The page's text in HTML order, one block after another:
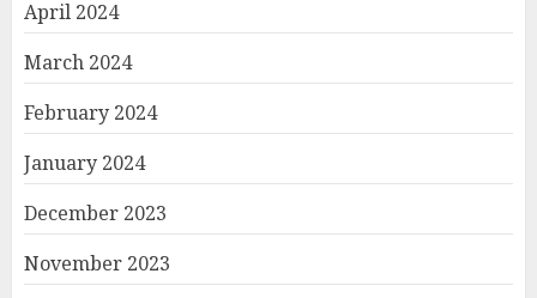
April 2024
March 2024
February 2024
January 2024
December 2023
November 2023